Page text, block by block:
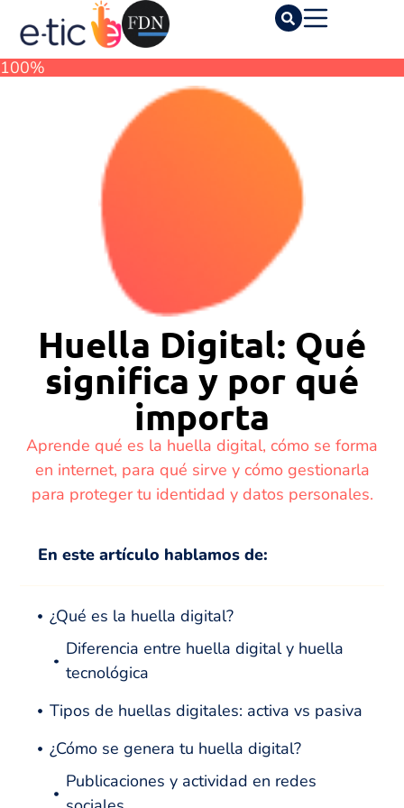
100%
Huella Digital: Qué
significa y por qué
importa
Aprende qué es la huella digital, cómo se forma
en internet, para qué sirve y cómo gestionarla
para proteger tu identidad y datos personales.
En este artículo hablamos de:
¿Qué es la huella digital?
Diferencia entre huella digital y huella
tecnológica
Tipos de huellas digitales: activa vs pasiva
¿Cómo se genera tu huella digital?
Publicaciones y actividad en redes